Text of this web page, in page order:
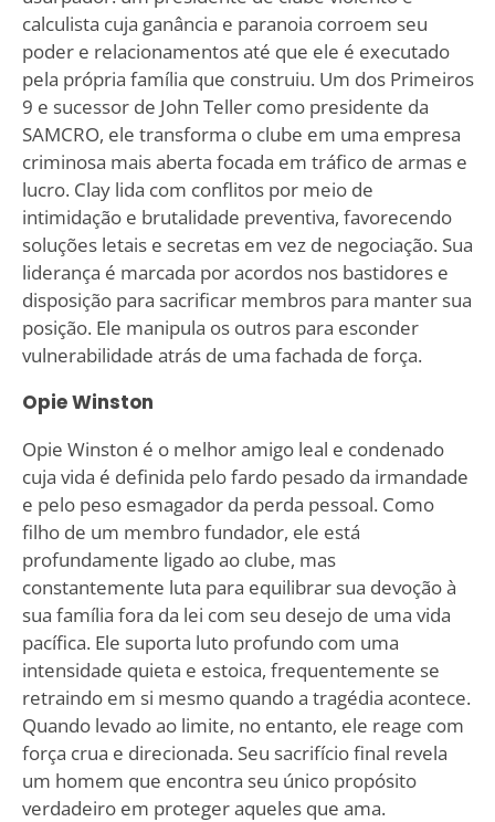
calculista cuja ganância e paranoia corroem seu
poder e relacionamentos até que ele é executado
pela própria família que construiu. Um dos Primeiros
9 e sucessor de John Teller como presidente da
SAMCRO, ele transforma o clube em uma empresa
criminosa mais aberta focada em tráfico de armas e
lucro. Clay lida com conflitos por meio de
intimidação e brutalidade preventiva, favorecendo
soluções letais e secretas em vez de negociação. Sua
liderança é marcada por acordos nos bastidores e
disposição para sacrificar membros para manter sua
posição. Ele manipula os outros para esconder
vulnerabilidade atrás de uma fachada de força.
Opie Winston
Opie Winston é o melhor amigo leal e condenado
cuja vida é definida pelo fardo pesado da irmandade
e pelo peso esmagador da perda pessoal. Como
filho de um membro fundador, ele está
profundamente ligado ao clube, mas
constantemente luta para equilibrar sua devoção à
sua família fora da lei com seu desejo de uma vida
pacífica. Ele suporta luto profundo com uma
intensidade quieta e estoica, frequentemente se
retraindo em si mesmo quando a tragédia acontece.
Quando levado ao limite, no entanto, ele reage com
força crua e direcionada. Seu sacrifício final revela
um homem que encontra seu único propósito
verdadeiro em proteger aqueles que ama.